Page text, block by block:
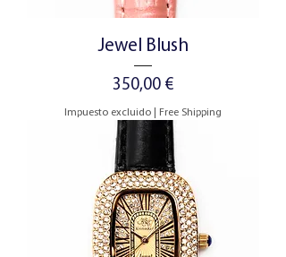
Jewel Blush
Precio
350,00 €
Impuesto excluido Free Shipping